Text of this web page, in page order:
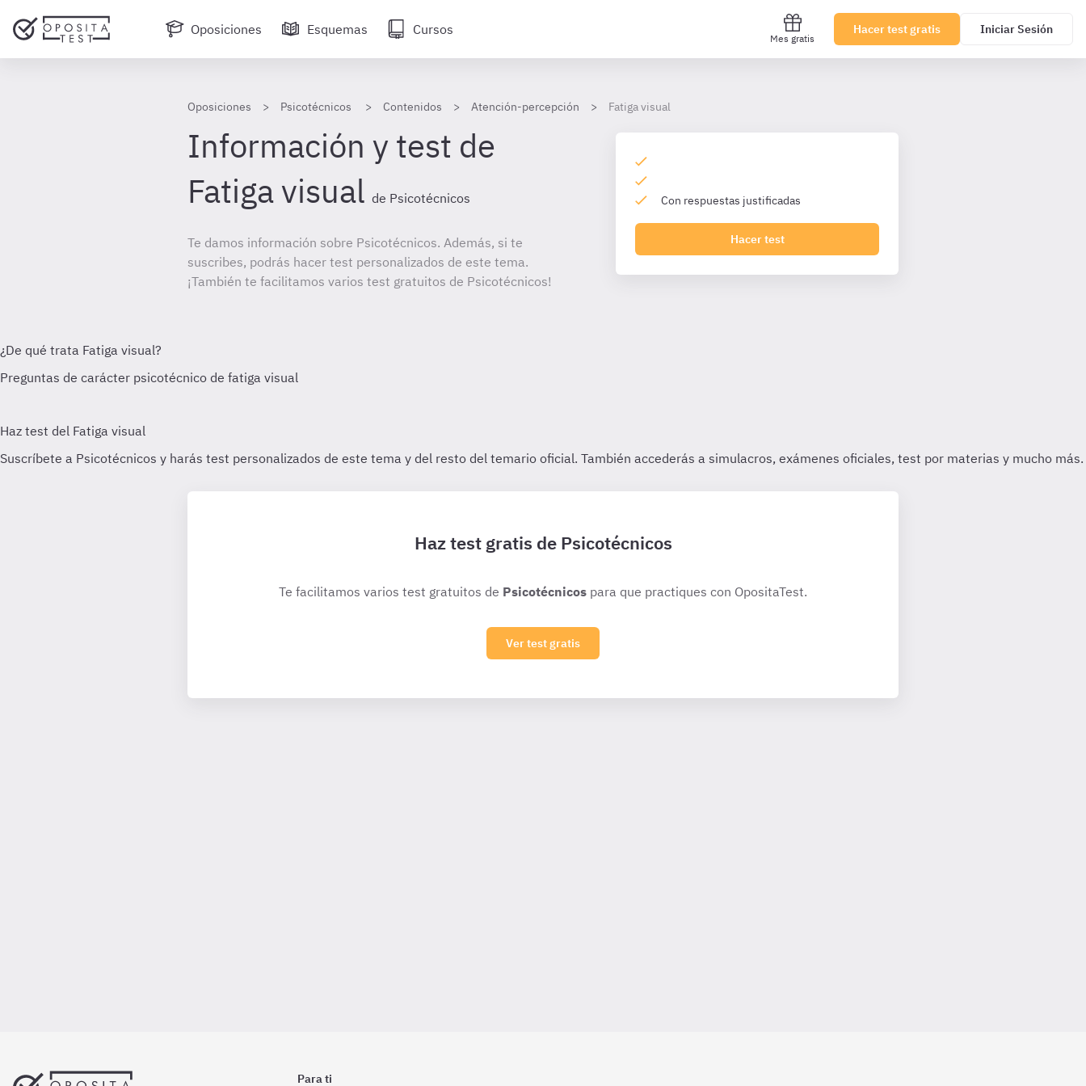
Oposiciones Esquemas Cursos
Mes gratis
Hacer test gratis Iniciar Sesión
Oposiciones Psicotécnicos Contenidos Atención-percepción Fatiga visual
Información y test de
Fatiga visual de Psicotécnicos
Te damos información sobre Psicotécnicos. Además, si te
suscribes, podrás hacer test personalizados de este tema.
¡También te facilitamos varios test gratuitos de Psicotécnicos!
Con respuestas justificadas
Hacer test
Haz test gratis de Psicotécnicos
Te facilitamos varios test gratuitos de Psicotécnicos para que practiques con OpositaTest.
Ver test gratis
Para ti